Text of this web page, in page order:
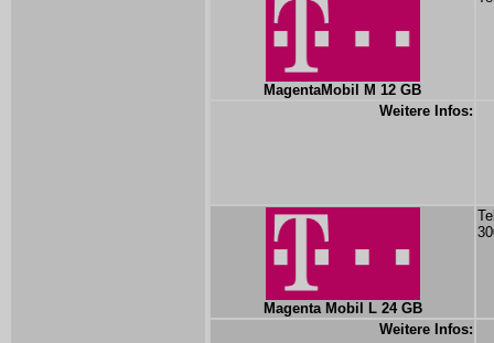
MagentaMobil M 12 GB
Weitere Infos:
Magenta Mobil L 24 GB
Weitere Infos: